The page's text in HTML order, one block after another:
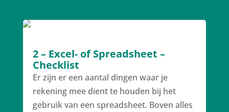
2 – Excel- of Spreadsheet –
Checklist
Er zijn er een aantal dingen waar je
rekening mee dient te houden bij het
gebruik van een spreadsheet. Boven alles